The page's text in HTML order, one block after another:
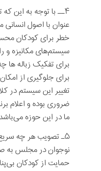
۴ــ با توجه به این
عنوان با اصول انسانی
خطر برای کودکان
سیستم‌های مکانیزه و
برای تفکیک زباله ها
برای جلوگیری از
تغییر این سیستم در
ضروری بوده و اعلام
ما در این حوزه
۵ـ تصویب هر چه
نوجوان در مجلس به
حمایت از کودکان